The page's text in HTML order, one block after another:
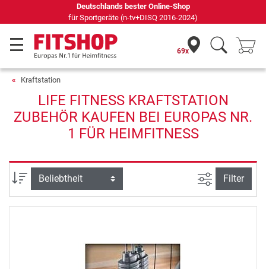
Deutschlands bester Online-Shop
für Sportgeräte (n-tv+DISQ 2016-2024)
69x
Kraftstation
LIFE FITNESS KRAFTSTATION
ZUBEHÖR KAUFEN BEI EUROPAS NR.
1 FÜR HEIMFITNESS
Sortierung Ansicht
Filter